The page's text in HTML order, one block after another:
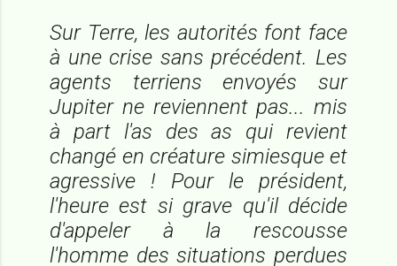
Sur Terre, les autorités font face
à une crise sans précédent. Les
agents terriens envoyés sur
Jupiter ne reviennent pas... mis
à part l'as des as qui revient
changé en créature simiesque et
agressive ! Pour le président,
l'heure est si grave qu'il décide
d'appeler à la rescousse
l'homme des situations perdues